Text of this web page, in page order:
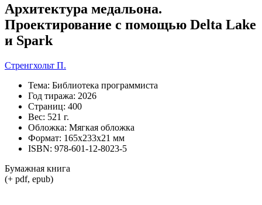
Архитектура медальона.
Проектирование с помощью Delta Lake
и Spark
Стренгхольт П.
Тема: Библиотека программиста
Год тиража: 2026
Страниц: 400
Вес: 521 г.
Обложка: Мягкая обложка
Формат: 165х233х21 мм
ISBN: 978-601-12-8023-5
Бумажная книга
(+ pdf, epub)